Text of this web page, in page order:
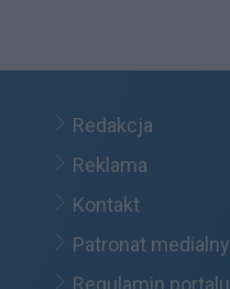
Redakcja
Reklama
Kontakt
Patronat medialny
Regulamin portalu